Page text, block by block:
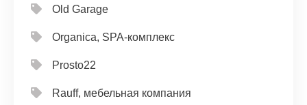
Old Garage
Organica, SPA-комплекс
Prosto22
Rauff, мебельная компания